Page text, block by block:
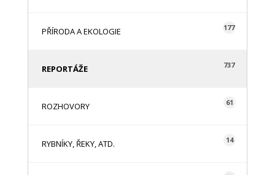
PŘÍRODA A EKOLOGIE 177
REPORTÁŽE 737
ROZHOVORY 61
RYBNÍKY, ŘEKY, ATD. 14